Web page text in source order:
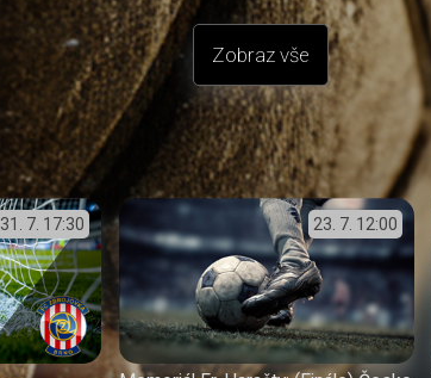
Zobraz vše
31. 7. 17:30 23. 7. 12:00